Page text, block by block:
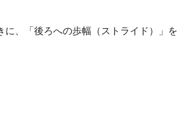
に、「後ろへの歩幅（ストライド）」